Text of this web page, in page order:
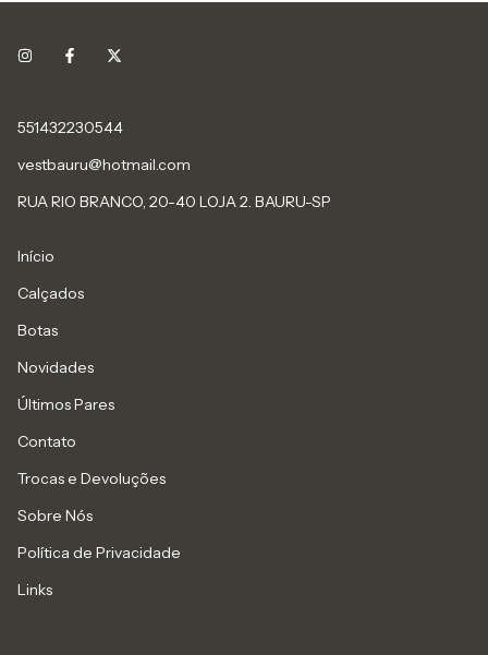
551432230544
vestbauru@hotmail.com
RUA RIO BRANCO, 20-40 LOJA 2. BAURU-SP
Início
Calçados
Botas
Novidades
Últimos Pares
Contato
Trocas e Devoluções
Sobre Nós
Política de Privacidade
Links